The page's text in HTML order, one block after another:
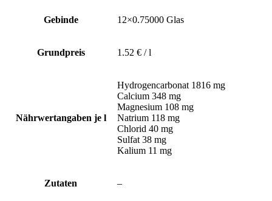
Gebinde 12×0.75000 Glas
Grundpreis 1.52 € / l
Nährwertangaben je l
Hydrogencarbonat 1816 mg
Calcium 348 mg
Magnesium 108 mg
Natrium 118 mg
Chlorid 40 mg
Sulfat 38 mg
Kalium 11 mg
Zutaten –